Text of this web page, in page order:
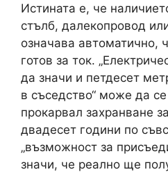
Истината е, че
стълб, далекопровод
означава автоматично,
готов за ток.
да значи и петдесет
в съседство“ може да
прокарвал захранване
двадесет години по
„възможност за
значи, че реално ще